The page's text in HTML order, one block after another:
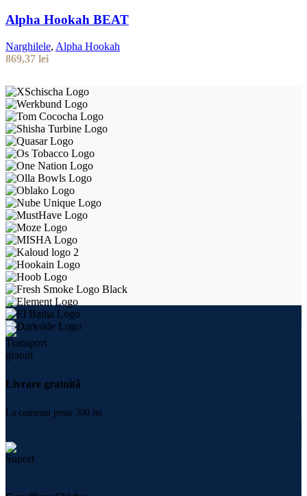
Alpha Hookah BEAT
Narghilele, Alpha Hookah
869,37 lei
Livrare gratuită
La comenzi peste 300 lei